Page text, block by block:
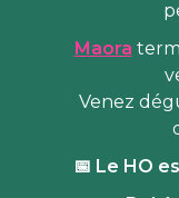
par notre cheffe
une cuisine
Maora
Venez
📅 Le HO